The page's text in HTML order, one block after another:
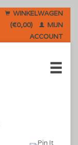
WINKELWAGEN
(€0,00)
MIJN
ACCOUNT